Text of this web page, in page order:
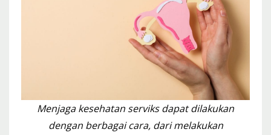
Menjaga kesehatan serviks dapat dilakukan
dengan berbagai cara, dari melakukan